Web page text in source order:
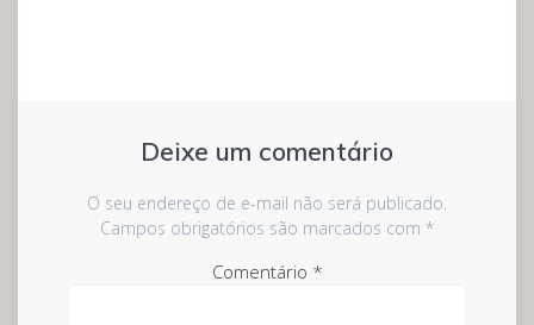
Deixe um comentário
O seu endereço de e-mail não será publicado.
Campos obrigatórios são marcados com *
Comentário *